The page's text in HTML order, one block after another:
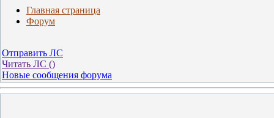
Главная страница
Форум
Отправить ЛС
Читать ЛС ()
Новые сообщения форума